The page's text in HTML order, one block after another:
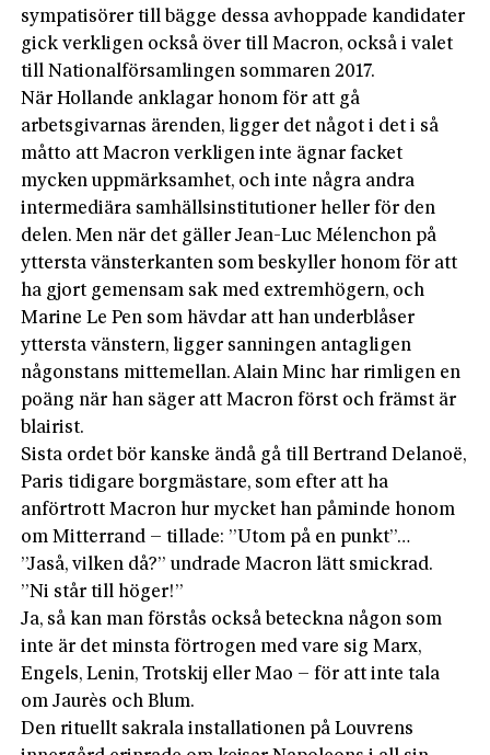
sympatisörer till bägge dessa avhoppade kandidater
gick verkligen också över till Macron, också i valet
till Nationalförsamlingen sommaren 2017.
När Hollande anklagar honom för att gå
arbetsgivarnas ärenden, ligger det något i det i så
måtto att Macron verkligen inte ägnar facket
mycken uppmärksamhet, och inte några andra
intermediära samhällsinstitutioner heller för den
delen. Men när det gäller Jean-Luc Mélenchon på
yttersta vänsterkanten som beskyller honom för att
ha gjort gemensam sak med extremhögern, och
Marine Le Pen som hävdar att han underblåser
yttersta vänstern, ligger sanningen antagligen
någonstans mittemellan. Alain Minc har rimligen en
poäng när han säger att Macron först och främst är
blairist.
Sista ordet bör kanske ändå gå till Bertrand Delanoë,
Paris tidigare borgmästare, som efter att ha
anförtrott Macron hur mycket han påminde honom
om Mitterrand – tillade: ”Utom på en punkt”…
”Jaså, vilken då?” undrade Macron lätt smickrad.
”Ni står till höger!”
Ja, så kan man förstås också beteckna någon som
inte är det minsta förtrogen med vare sig Marx,
Engels, Lenin, Trotskij eller Mao – för att inte tala
om Jaurès och Blum.
Den rituellt sakrala installationen på Louvrens